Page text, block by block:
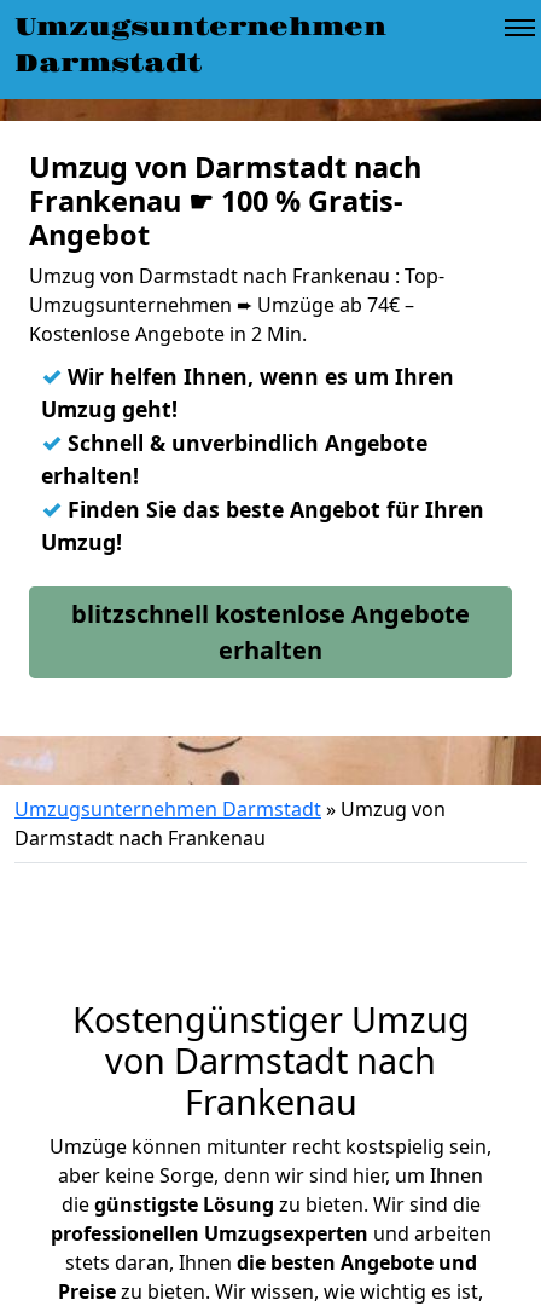
Umzugsunternehmen
Darmstadt
Umzug von Darmstadt nach
Frankenau ☛ 100 % Gratis-
Angebot
Umzug von Darmstadt nach Frankenau : Top-
Umzugsunternehmen ➨ Umzüge ab 74€ –
Kostenlose Angebote in 2 Min.
✓ Wir helfen Ihnen, wenn es um Ihren
Umzug geht!
✓ Schnell & unverbindlich Angebote
erhalten!
✓ Finden Sie das beste Angebot für Ihren
Umzug!
blitzschnell kostenlose Angebote
erhalten
Umzugsunternehmen Darmstadt» Umzug von
Darmstadt nach Frankenau
Kostengünstiger Umzug
von Darmstadt nach
Frankenau
Umzüge können mitunter recht kostspielig sein,
aber keine Sorge, denn wir sind hier, um Ihnen
diegünstigste Lösung zu bieten. Wir sind die
professionellen Umzugsexperten und arbeiten
stets daran, Ihnen die besten Angebote und
Preisezu bieten. Wir wissen, wie wichtig es ist,